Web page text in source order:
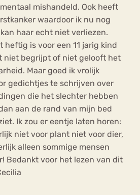
mishandeld. Ook heeft
waardoor ik nu nog
haar echt niet verliezen.
heftig is voor een 11 jarig kind
niet begrijpt of niet gelooft het
Maar goed ik vrolijk
gedichtjes te schrijven over
die het slechter hebben
aan de rand van mijn bed
Ik zou er eentje laten horen:
niet voor plant niet voor dier,
alleen sommige mensen
Bedankt voor het lezen van dit